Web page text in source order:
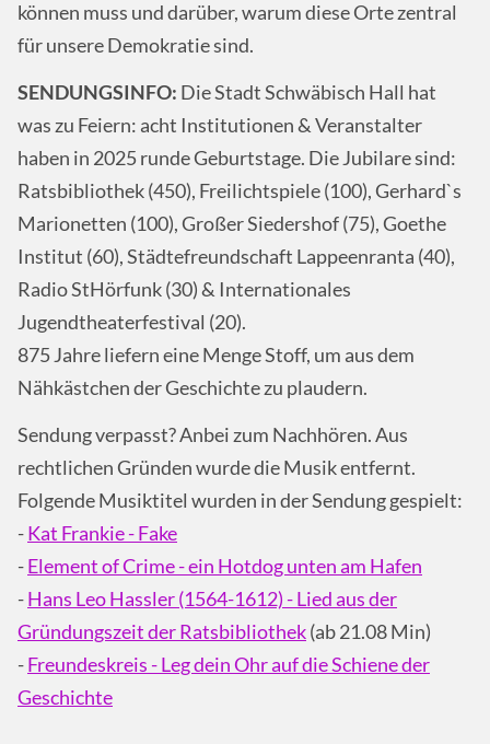
können muss und darüber, warum diese Orte zentral
für unsere Demokratie sind.
SENDUNGSINFO: Die Stadt Schwäbisch Hall hat
was zu Feiern: acht Institutionen & Veranstalter
haben in 2025 runde Geburtstage. Die Jubilare sind:
Ratsbibliothek (450), Freilichtspiele (100), Gerhard`s
Marionetten (100), Großer Siedershof (75), Goethe
Institut (60), Städtefreundschaft Lappeenranta (40),
Radio StHörfunk (30) & Internationales
Jugendtheaterfestival (20).
875 Jahre liefern eine Menge Stoff, um aus dem
Nähkästchen der Geschichte zu plaudern.
Sendung verpasst? Anbei zum Nachhören. Aus
rechtlichen Gründen wurde die Musik entfernt.
Folgende Musiktitel wurden in der Sendung gespielt:
-Kat Frankie - Fake
-Element of Crime - ein Hotdog unten am Hafen
-Hans Leo Hassler (1564-1612) - Lied aus der
Gründungszeit der Ratsbibliothek(ab 21.08 Min)
-Freundeskreis - Leg dein Ohr auf die Schiene der
Geschichte